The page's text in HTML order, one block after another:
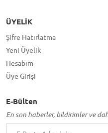
ÜYELIK
Şifre Hatırlatma
Yeni Üyelik
Hesabım
Üye Girişi
E-Bülten
En son haberler, bildirimler ve